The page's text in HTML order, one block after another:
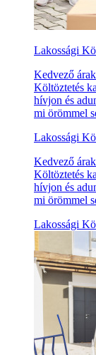
Lakossági
Kedvező
Költöztetés
hívjon és
mi örömmel
Lakossági
Kedvező
Költöztetés
hívjon és
mi örömmel
Lakossági